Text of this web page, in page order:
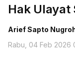
Hak Ulayat
Arief Sapto
Rabu, 04 Feb 2026